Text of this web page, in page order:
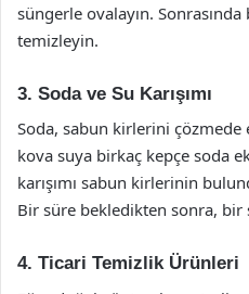
süngerle ovalayın.
temizleyin.
3. Soda ve Su Karışımı
Soda, sabun kirlerini
kova suya birkaç kepçe soda
karışımı sabun kirlerinin
Bir süre bekledikten sonra, bir
4. Ticari Temizlik Ürünleri